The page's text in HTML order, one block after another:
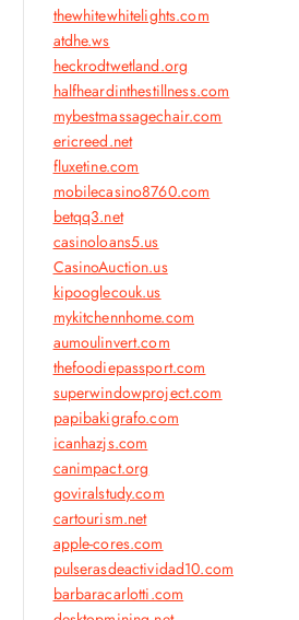
thewhitewhitelights.com
atdhe.ws
heckrodtwetland.org
halfheardinthestillness.com
mybestmassagechair.com
ericreed.net
fluxetine.com
mobilecasino8760.com
betqq3.net
casinoloans5.us
CasinoAuction.us
kipooglecouk.us
mykitchennhome.com
aumoulinvert.com
thefoodiepassport.com
superwindowproject.com
papibakigrafo.com
icanhazjs.com
canimpact.org
goviralstudy.com
cartourism.net
apple-cores.com
pulserasdeactividad10.com
barbaracarlotti.com